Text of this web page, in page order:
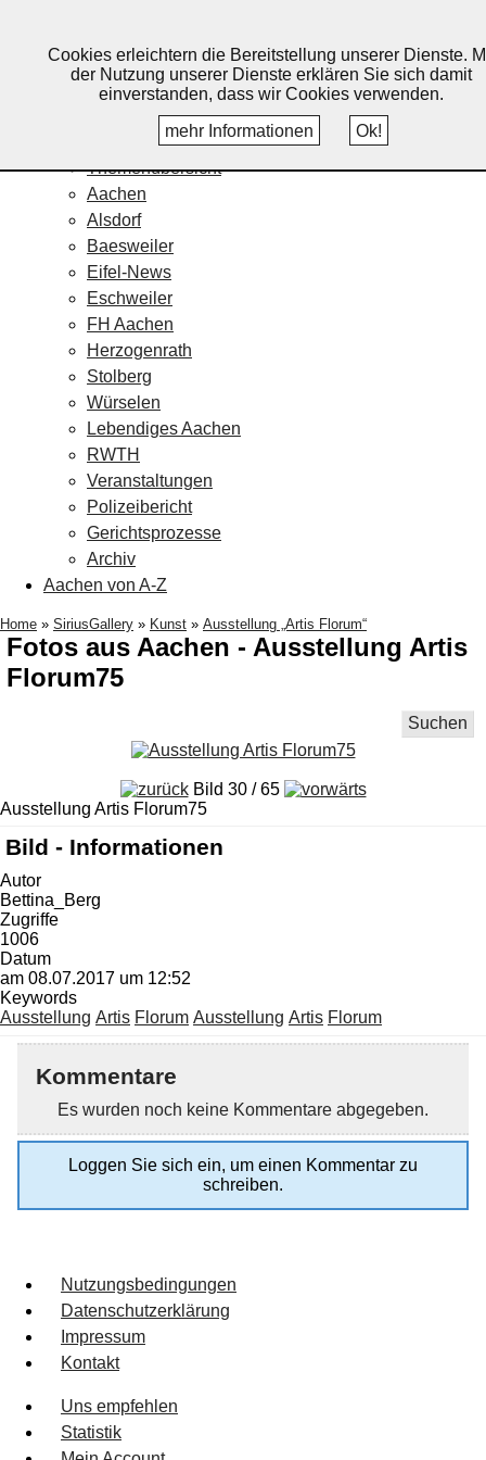
Home
Veranstaltungskalender
Themenübersicht
Aachen
Alsdorf
Baesweiler
Eifel-News
Eschweiler
FH Aachen
Herzogenrath
Stolberg
Würselen
Lebendiges Aachen
RWTH
Veranstaltungen
Polizeibericht
Gerichtsprozesse
Archiv
Aachen von A-Z
Home » SiriusGallery » Kunst » Ausstellung „Artis Florum“
Fotos aus Aachen - Ausstellung Artis
Florum75
Suchen
Bild 30 / 65
Ausstellung Artis Florum75
Bild - Informationen
Autor
Bettina_Berg
Zugriffe
1006
Datum
am 08.07.2017 um 12:52
Keywords
Ausstellung Artis Florum Ausstellung Artis Florum
Kommentare
Es wurden noch keine Kommentare abgegeben.
Loggen Sie sich ein, um einen Kommentar zu
schreiben.
Nutzungsbedingungen
Datenschutzerklärung
Impressum
Kontakt
Uns empfehlen
Statistik
Cookies erleichtern die Bereitstellung unserer Dienste.
der Nutzung unserer Dienste erklären Sie sich damit
einverstanden, dass wir Cookies verwenden.
mehr Informationen
Ok!